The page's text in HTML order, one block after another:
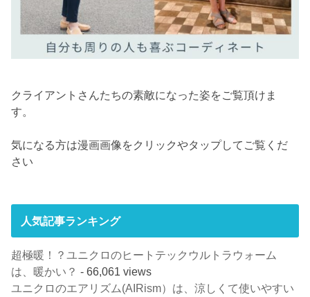
クライアントさんたちの素敵になった姿をご覧頂けま
す。
気になる方は漫画画像をクリックやタップしてご覧くだ
さい
人気記事ランキング
超極暖！？ユニクロのヒートテックウルトラウォーム
は、暖かい？ - 66,061 views
ユニクロのエアリズム(AIRism）は、涼しくて使いやすい